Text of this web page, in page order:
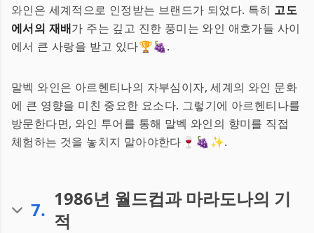
와인은 세계적으로 인정받는 브랜드가 되었다. 특히 고도
에서의 재배가 주는 깊고 진한 풍미는 와인 애호가들 사이
에서 큰 사랑을 받고 있다🏆🍇.
말벡 와인은 아르헨티나의 자부심이자, 세계의 와인 문화
에 큰 영향을 미친 중요한 요소다. 그렇기에 아르헨티나를
방문한다면, 와인 투어를 통해 말벡 와인의 향미를 직접
체험하는 것을 놓치지 말아야한다🍷🍇✨.
7. 1986년 월드컵과 마라도나의 기
적